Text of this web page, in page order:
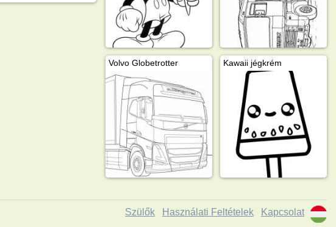
Volvo Globetrotter Kawaii jégkrém
Szülők Használati Feltételek Kapcsolat